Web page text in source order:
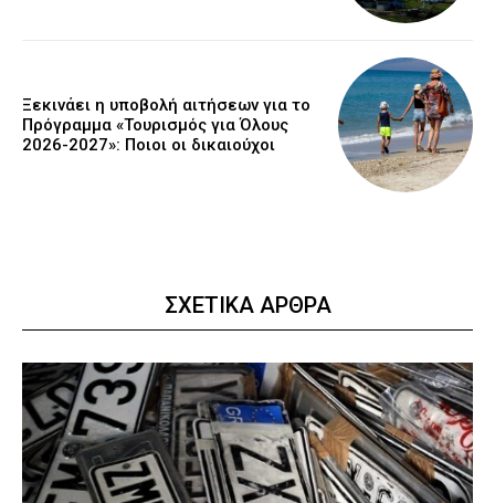
Ξεκινάει η υποβολή αιτήσεων για το
Πρόγραμμα «Τουρισμός για Όλους
2026-2027»: Ποιοι οι δικαιούχοι
ΣΧΕΤΙΚΑ ΑΡΘΡΑ